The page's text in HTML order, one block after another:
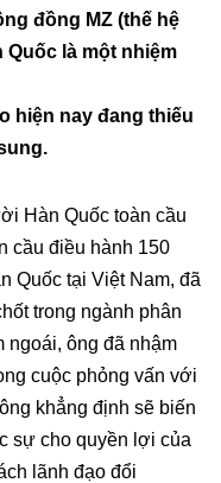
đồng MZ (thế hệ
là một nhiệm
hiện nay đang thiếu
Hàn Quốc toàn cầu
cầu điều hành 150
Quốc tại Việt Nam, đã
trong ngành phân
ngoái, ông đã nhậm
cuộc phỏng vấn với
khẳng định sẽ biến
sự cho quyền lợi của
lãnh đạo đổi